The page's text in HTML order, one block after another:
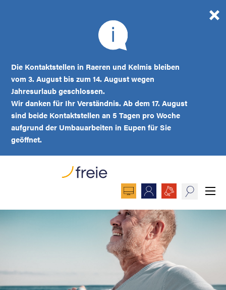
Die Kontaktstellen in Raeren und Kelmis bleiben
vom 3. August bis zum 14. August wegen
Jahresurlaub geschlossen.
Wir danken für Ihr Verständnis. Ab dem 17. August
sind beide Kontaktstellen an 5 Tagen pro Woche
aufgrund der Umbauarbeiten in Eupen für Sie
geöffnet.